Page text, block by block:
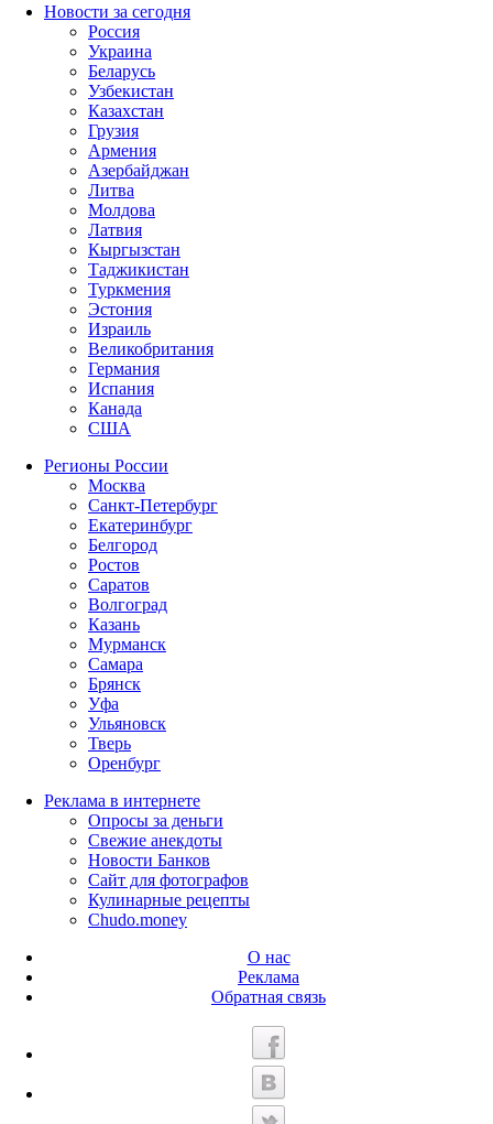
Новости за сегодня
Россия
Украина
Беларусь
Узбекистан
Казахстан
Грузия
Армения
Азербайджан
Литва
Молдова
Латвия
Кыргызстан
Таджикистан
Туркмения
Эстония
Израиль
Великобритания
Германия
Испания
Канада
США
Регионы России
Москва
Санкт-Петербург
Екатеринбург
Белгород
Ростов
Саратов
Волгоград
Казань
Мурманск
Самара
Брянск
Уфа
Ульяновск
Тверь
Оренбург
Реклама в интернете
Опросы за деньги
Свежие анекдоты
Новости Банков
Сайт для фотографов
Кулинарные рецепты
Chudo.money
О нас
Реклама
Обратная связь